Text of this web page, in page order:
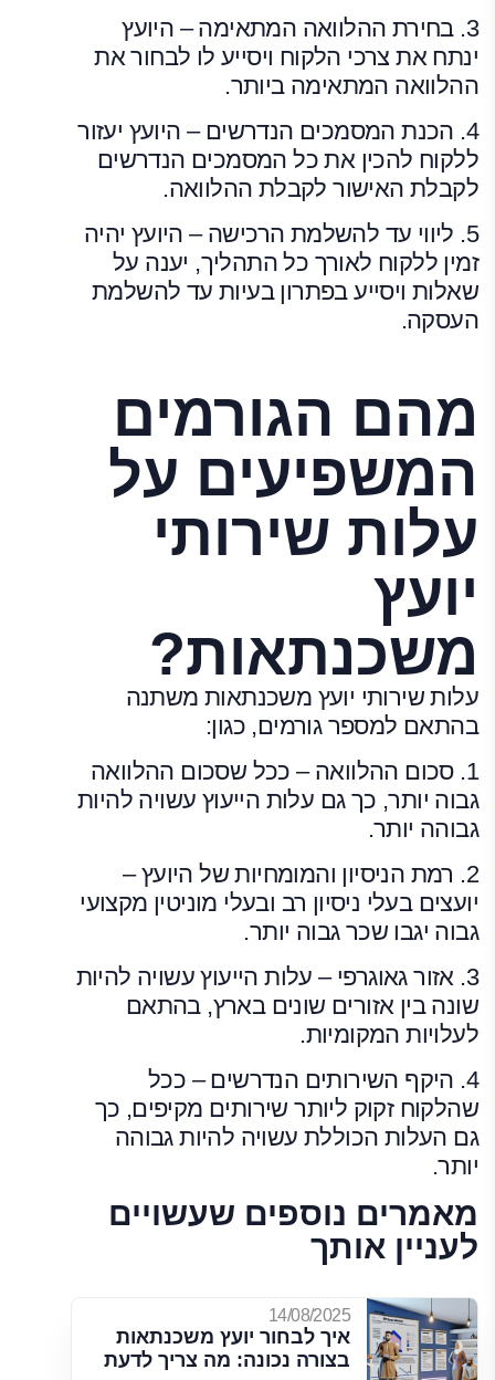
3. בחירת ההלוואה המתאימה – היועץ
ינתח את צרכי הלקוח ויסייע לו לבחור את
ההלוואה המתאימה ביותר.
4. הכנת המסמכים הנדרשים – היועץ יעזור
ללקוח להכין את כל המסמכים הנדרשים
לקבלת האישור לקבלת ההלוואה.
5. ליווי עד להשלמת הרכישה – היועץ יהיה
זמין ללקוח לאורך כל התהליך, יענה על
שאלות ויסייע בפתרון בעיות עד להשלמת
העסקה.
מהם הגורמים
המשפיעים על
עלות שירותי
יועץ
משכנתאות?
עלות שירותי יועץ משכנתאות משתנה
בהתאם למספר גורמים, כגון:
1. סכום ההלוואה – ככל שסכום ההלוואה
גבוה יותר, כך גם עלות הייעוץ עשויה להיות
גבוהה יותר.
2. רמת הניסיון והמומחיות של היועץ –
יועצים בעלי ניסיון רב ובעלי מוניטין מקצועי
גבוה יגבו שכר גבוה יותר.
3. אזור גאוגרפי – עלות הייעוץ עשויה להיות
שונה בין אזורים שונים בארץ, בהתאם
לעלויות המקומיות.
4. היקף השירותים הנדרשים – ככל
שהלקוח זקוק ליותר שירותים מקיפים, כך
גם העלות הכוללת עשויה להיות גבוהה
יותר.
מאמרים נוספים שעשויים
לעניין אותך
14/08/2025
איך לבחור יועץ משכנתאות
בצורה נכונה: מה צריך לדעת